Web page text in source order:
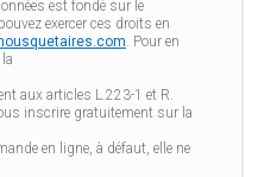
est fondé sur le
exercer ces droits en
. Pour en
aux articles L.223-1 et R.
inscrire gratuitement sur la
en ligne, à défaut, elle ne